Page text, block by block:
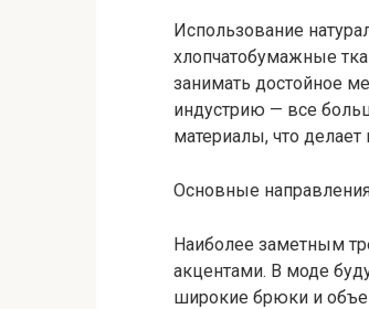
Использование
хлопчатобумажные
занимать достойное
индустрию — все
материалы, что делает
Основные
Наиболее заметным
акцентами. В моде
широкие брюки и